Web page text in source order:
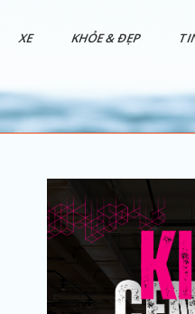
XE KHỎE & ĐẸP